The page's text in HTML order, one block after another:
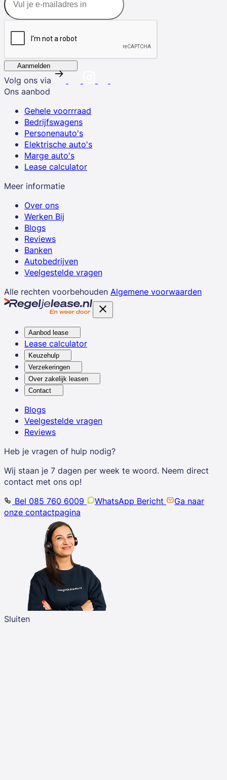
Aanmelden
Volg ons via
Ons aanbod
Gehele voorrraad
Bedrijfswagens
Personenauto's
Elektrische auto's
Marge auto's
Lease calculator
Meer informatie
Over ons
Werken Bij
Blogs
Reviews
Banken
Autobedrijven
Veelgestelde vragen
Alle rechten voorbehouden Algemene voorwaarden
Aanbod lease
Lease calculator
Keuzehulp
Verzekeringen
Over zakelijk leasen
Contact
Blogs
Veelgestelde vragen
Reviews
Heb je vragen of hulp nodig?
Wij staan je 7 dagen per week te woord. Neem direct
contact met ons op!
Bel 085 760 6009
WhatsApp Bericht
Ga naar
onze contactpagina
Sluiten